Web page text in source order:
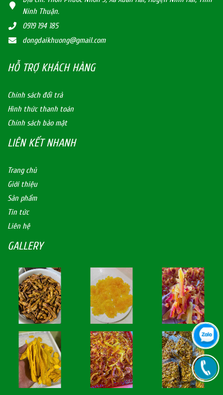
Ninh Thuận.
0919 194 185
dongdaikhuong@gmail.com
HỖ TRỢ KHÁCH HÀNG
Chính sách đổi trả
Hình thức thanh toán
Chính sách bảo mật
LIÊN KẾT NHANH
Trang chủ
Giới thiệu
Sản phẩm
Tin tức
Liên hệ
GALLERY